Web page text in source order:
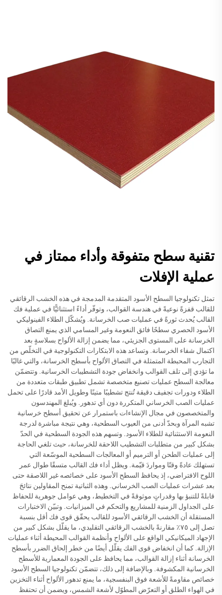
تقنية سطح متفوقة وأداء ممتاز في
عملية الإفلات
تمثل تكنولوجيا السطح الأسود المتقدمة المدمجة في هذه الخشب الرقائقي
للقالب قفزةً نوعيةً في هندسة القوالب، وتوفّر أداءً استثنائيًّا في عملية فك
القالب يُحدث ثورةً في عمليات صب الخرسانة. ويُشكّل الطلاء الفينوليكي
الأسود الحصري سطحًا فائق النعومة وغير المسامي الذي يمنع التصاق
الخرسانة على المستوى الجزيئي، مما يضمن إزالة الألواح بسلاسةٍ بعد
اكتمال شفاء الخرسانة. وتساعد هذه الابتكارات التكنولوجية في التخلّص من
التجارب المحبطة المتمثلة في التصاق الألواح بأسطح الخرسانة، والتي غالبًا
ما تؤدي إلى تلف القوالب وانخفاض جودة التشطيبات الخرسانية. وتتضمّن
معالجة السطح عمليات تصنيع متخصصة تشمل تطبيق طبقات متعددة من
الطلاء ودورات تجفيف دقيقة تُنتج تشطيبًا متينًا وطويل الأمد قادرًا على تحمل
عمليات الصب الخرساني المتكررة دون أي تدهور. ويُبلغ المهندسون
والمتخصصون في مجال الإنشاءات باستمرار عن تحقيق أسطح خرسانية
تشبه المرآة وبحدّ أدنى من العيوب السطحية، وهي نتيجة مباشرة لدرجة
النعومة الاستثنائية للطلاء الأسود. وتسهم هذه الجودة السطحية في الحدّ
بشكل كبير من متطلبات التشطيب اللاحقة للخرسانة، حيث تلغي الحاجة
إلى عمليات الطحن أو الترميم أو المعالجات السطحية الموسّعة التي
تستهلك عادةً وقتًا ومواردَ قيّمة. ويظل أداء فك القالب متسقًا طوال عمر
اللوح الافتراضي، إذ يحافظ السطح الأسود على خصائصه غير اللاصقة حتى
بعد عشرات عمليات الصب الخرساني. وهذه الثباتية تمنح المقاولين نتائجَ
قابلةً للتنبؤ بها وقدراتٍ موثوقةً في التخطيط، وهي عوامل جوهرية للحفاظ
على الجداول الزمنية للمشاريع والتحكم في الميزانيات. وتبيّن الاختبارات
المستقلة أن الخشب الرقائقي الأسود للقالب يحقّق قوى فك أقل بنسبة
تصل إلى ٧٥٪ مقارنةً بالخشب الرقائقي التقليدي، ما يقلّل بشكل كبير من
الإجهاد الميكانيكي الواقع على الألواح وأنظمة القوالب المحيطة أثناء عمليات
الإزالة. كما أن انخفاض قوى الفك يقلّل أيضًا من خطر إلحاق الضرر بأسطح
الخرسانة أثناء إزالة القوالب، مما يحافظ على الجودة المعمارية للأسطح
الخرسانية المكشوفة. وبالإضافة إلى ذلك، تتضمّن تكنولوجيا السطح الأسود
خصائص مقاومةً للأشعة فوق البنفسجية، ما يمنع تدهور الألواح أثناء التخزين
في الهواء الطلق أو التعرّض المطوّل لأشعة الشمس، ويضمن أن تحتفظ